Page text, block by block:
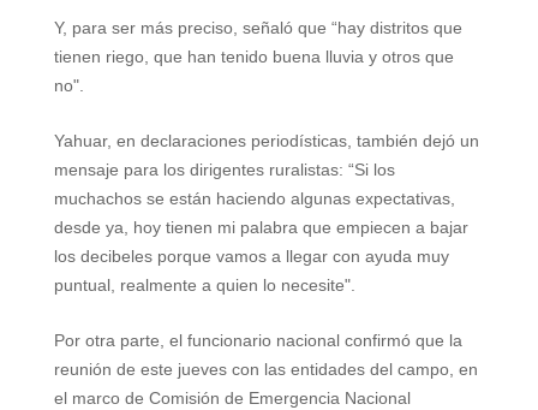
Y, para ser más preciso, señaló que “hay distritos que
tienen riego, que han tenido buena lluvia y otros que
no".
Yahuar, en declaraciones periodísticas, también dejó un
mensaje para los dirigentes ruralistas: “Si los
muchachos se están haciendo algunas expectativas,
desde ya, hoy tienen mi palabra que empiecen a bajar
los decibeles porque vamos a llegar con ayuda muy
puntual, realmente a quien lo necesite".
Por otra parte, el funcionario nacional confirmó que la
reunión de este jueves con las entidades del campo, en
el marco de Comisión de Emergencia Nacional